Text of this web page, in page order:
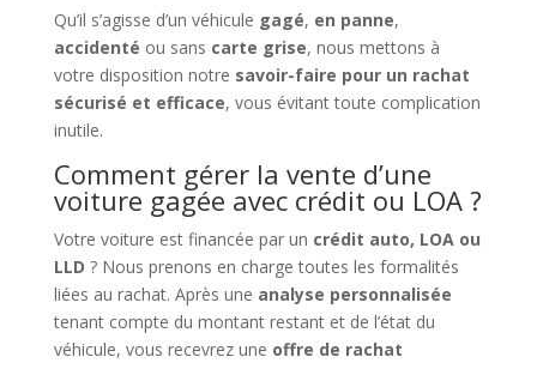
Qu’il s’agisse d’un véhicule gagé, en panne,
accidenté ou sans carte grise, nous mettons à
votre disposition notre savoir-faire pour un rachat
sécurisé et efficace, vous évitant toute complication
inutile.
Comment gérer la vente d’une
voiture gagée avec crédit ou LOA ?
Votre voiture est financée par un crédit auto, LOA ou
LLD ? Nous prenons en charge toutes les formalités
liées au rachat. Après une analyse personnalisée
tenant compte du montant restant et de l’état du
véhicule, vous recevrez une offre de rachat